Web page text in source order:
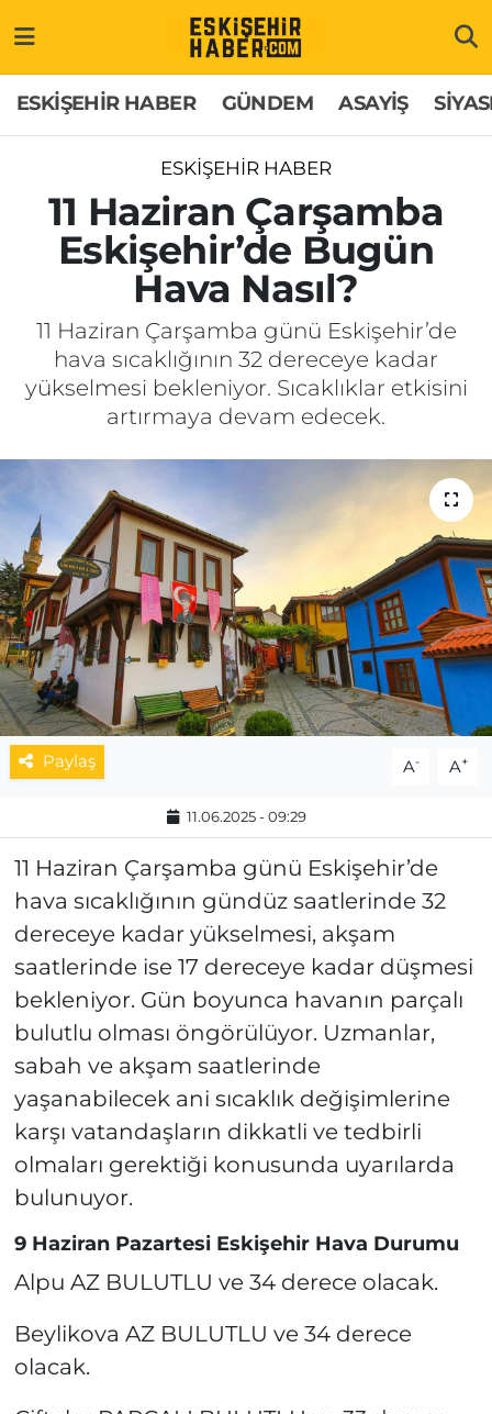
ESKİŞEHİR HABER GÜNDEM ASAYİŞ
ESKİŞEHİR HABER
11 Haziran Çarşamba
Eskişehir’de Bugün
Hava Nasıl?
11 Haziran Çarşamba günü Eskişehir’de
hava sıcaklığının 32 dereceye kadar
yükselmesi bekleniyor. Sıcaklıklar etkisini
artırmaya devam edecek.
Paylaş A- A+
11.06.2025 - 09:29
11 Haziran Çarşamba günü Eskişehir’de
hava sıcaklığının gündüz saatlerinde 32
dereceye kadar yükselmesi, akşam
saatlerinde ise 17 dereceye kadar düşmesi
bekleniyor. Gün boyunca havanın parçalı
bulutlu olması öngörülüyor. Uzmanlar,
sabah ve akşam saatlerinde
yaşanabilecek ani sıcaklık değişimlerine
karşı vatandaşların dikkatli ve tedbirli
olmaları gerektiği konusunda uyarılarda
bulunuyor.
9 Haziran Pazartesi Eskişehir Hava Durumu
Alpu AZ BULUTLU ve 34 derece olacak.
Beylikova AZ BULUTLU ve 34 derece
olacak.
GÜNDEM
ASAYİŞ
SİYASET
EKONOMİ
SAĞLIK
EĞİTİM
MAGAZİN
ESKİŞEHİRSPOR
Hakkımızda
İletişim
Künye
Odunpazarı Trafik Yoğunluk Haritası
Süper Lig Puan Durumu ve Fikstür
Tüm Manşetler
Son Dakika Haberleri
Haber Arşivi